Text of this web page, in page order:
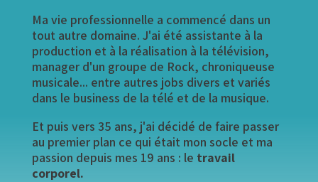
Ma vie professionnelle a commencé dans un
tout autre domaine. J'ai été assistante à la
production et à la réalisation à la télévision,
manager d'un groupe de Rock, chroniqueuse
musicale... entre autres jobs divers et variés
dans le business de la télé et de la musique.
Et puis vers 35 ans, j'ai décidé de faire passer
au premier plan ce qui était mon socle et ma
passion depuis mes 19 ans : le travail
corporel.